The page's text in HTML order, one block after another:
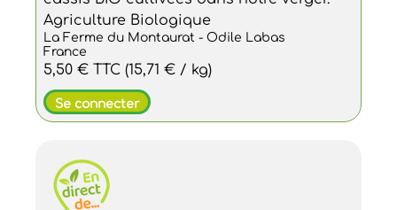
Agriculture Biologique
La Ferme du Montaurat - Odile Labas
France
5,50 € TTC (15,71 € / kg)
Se connecter